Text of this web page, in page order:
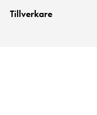
Tillverkare